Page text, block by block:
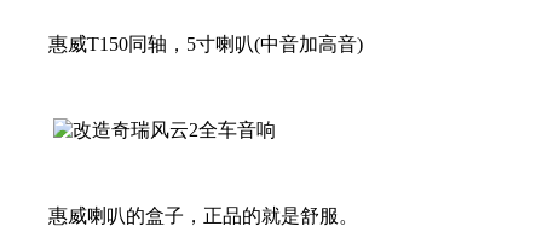
惠威T150同轴，5寸喇叭(中音加高音)
惠威喇叭的盒子，正品的就是舒服。